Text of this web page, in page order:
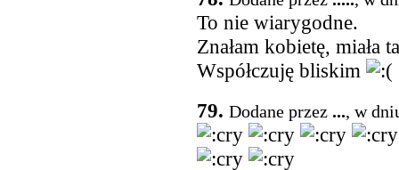
To nie wiarygodne.
Znałam kobietę,
Współczuję bliskim
79. Dodane przez ..., w